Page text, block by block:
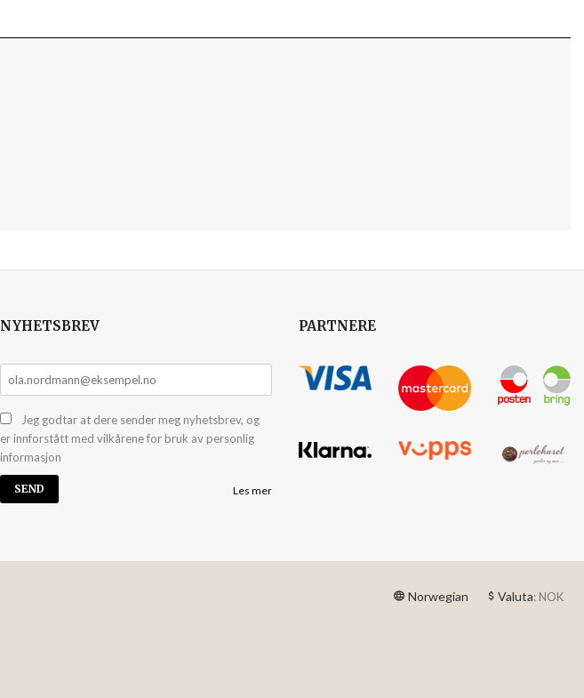
NYHETSBREV
Jeg godtar at dere sender meg nyhetsbrev, og
er innforstått med vilkårene for bruk av personlig
informasjon
Les mer
PARTNERE
Norwegian Valuta: NOK